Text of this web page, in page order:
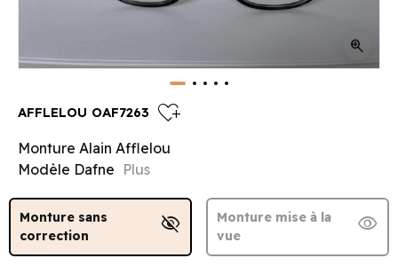
zoom_in
AFFLELOU OAF7263 heart_plus
Monture Alain Afflelou
Modèle Dafne Plus
Monture sans
correction
visibility_off
Monture mise à la
vue
visibility